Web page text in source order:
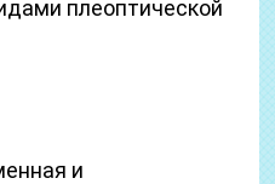
плеоптической
и